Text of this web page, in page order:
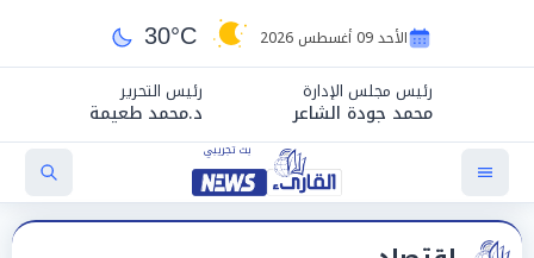
الأحد 09 أغسطس 2026 30°C
رئيس مجلس الإدارة
محمد جودة الشاعر
رئيس التحرير
د.محمد طعيمة